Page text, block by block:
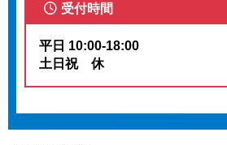
受付時間
平日 10:00-18:00
土日祝 休